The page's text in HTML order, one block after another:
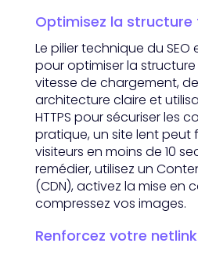
Optimisez la structure
Le pilier technique du
pour optimiser la structure
vitesse de chargement,
architecture claire et
HTTPS pour sécuriser les
pratique, un site lent peut
visiteurs en moins de 10
remédier, utilisez un
(CDN), activez la mise en
compressez vos images.
Renforcez votre